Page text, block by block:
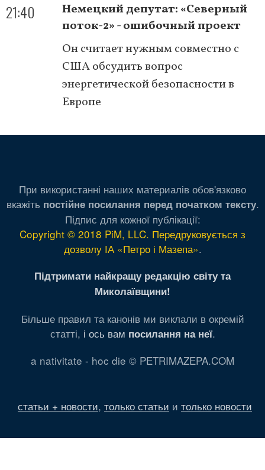
21:40
Немецкий депутат: «Северный
поток-2» - ошибочный проект
Он считает нужным совместно с
США обсудить вопрос
энергетической безопасности в
Европе
При використанні наших материалів обов'язково
вкажіть постійне посилання перед початком тексту.
Підпис для кожної публікації:
Copyright © 2018 PiM, LLC. Передруковується з
дозволу ІА «Петро і Мазепа».
Підтримати найкращу редакцію світу та
Миколаївщини!
Більше правил та канонів ми виклали в окремій
статті, і ось вам посилання на неї.
a nativitate - hoc die © PETRIMAZEPA.COM
статьи + новости, только статьи и только новости